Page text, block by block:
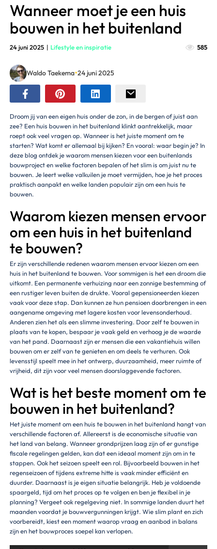
Wanneer moet je een huis
bouwen in het buitenland
24 juni 2025 | Lifestyle en inspiratie 585
Waldo Taekema•24 juni 2025
Droom jij van een eigen huis onder de zon, in de bergen of juist aan
zee? Een huis bouwen in het buitenland klinkt aantrekkelijk, maar
roept ook veel vragen op. Wanneer is het juiste moment om te
starten? Wat komt er allemaal bij kijken? En vooral: waar begin je? In
deze blog ontdek je waarom mensen kiezen voor een buitenlands
bouwproject en welke factoren bepalen of het slim is om juist nu te
bouwen. Je leert welke valkuilen je moet vermijden, hoe je het proces
praktisch aanpakt en welke landen populair zijn om een huis te
bouwen.
Waarom kiezen mensen ervoor
om een huis in het buitenland
te bouwen?
Er zijn verschillende redenen waarom mensen ervoor kiezen om een
huis in het buitenland te bouwen. Voor sommigen is het een droom die
uitkomt. Een permanente verhuizing naar een zonnige bestemming of
een rustiger leven buiten de drukte. Vooral gepensioneerden kiezen
vaak voor deze stap. Dan kunnen ze hun pensioen doorbrengen in een
aangename omgeving met lagere kosten voor levensonderhoud.
Anderen zien het als een slimme investering. Door zelf te bouwen in
plaats van te kopen, bespaar je vaak geld en verhoog je de waarde
van het pand. Daarnaast zijn er mensen die een vakantiehuis willen
bouwen om er zelf van te genieten en om deels te verhuren. Ook
levensstijl speelt mee in het ontwerp, duurzaamheid, meer ruimte of
vrijheid, dit zijn voor veel mensen doorslaggevende factoren.
Wat is het beste moment om te
bouwen in het buitenland?
Het juiste moment om een huis te bouwen in het buitenland hangt van
verschillende factoren af. Allereerst is de economische situatie van
het land van belang. Wanneer grondprijzen laag zijn of er gunstige
fiscale regelingen gelden, kan dat een ideaal moment zijn om in te
stappen. Ook het seizoen speelt een rol. Bijvoorbeeld bouwen in het
regenseizoen of tijdens extreme hitte is vaak minder efficiënt en
duurder. Daarnaast is je eigen situatie belangrijk. Heb je voldoende
spaargeld, tijd om het proces op te volgen en ben je flexibel in je
planning? Vergeet ook regelgeving niet. In sommige landen duurt het
maanden voordat je bouwvergunningen krijgt. Wie slim plant en zich
voorbereidt, kiest een moment waarop vraag en aanbod in balans
zijn en het bouwproces soepel kan verlopen.